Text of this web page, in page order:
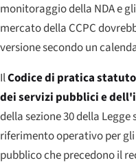
monitoraggio della NDA e
mercato della CCPC
versione secondo un
IlCodice di pratica
dei servizi pubblici e
della sezione 30 della
riferimento operativo per
pubblico che precedono il